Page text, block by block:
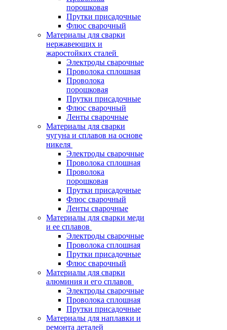
порошковая
Прутки присадочные
Флюс сварочный
Материалы для сварки
нержавеющих и
жаростойких сталей
Электроды сварочные
Проволока сплошная
Проволока
порошковая
Прутки присадочные
Флюс сварочный
Ленты сварочные
Материалы для сварки
чугуна и сплавов на основе
никеля
Электроды сварочные
Проволока сплошная
Проволока
порошковая
Прутки присадочные
Флюс сварочный
Ленты сварочные
Материалы для сварки меди
и ее сплавов
Электроды сварочные
Проволока сплошная
Прутки присадочные
Флюс сварочный
Материалы для сварки
алюминия и его сплавов
Электроды сварочные
Проволока сплошная
Прутки присадочные
Материалы для наплавки и
ремонта деталей